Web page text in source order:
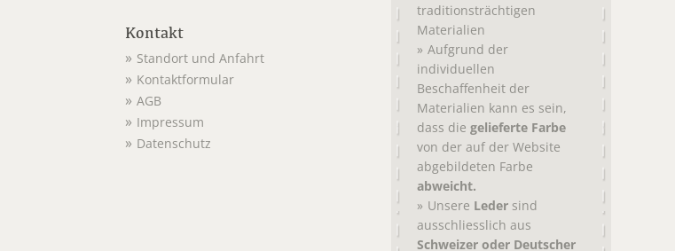
Kontakt
Standort und Anfahrt
Kontaktformular
AGB
Impressum
Datenschutz
traditionsträchtigen
Materialien
Aufgrund der
individuellen
Beschaffenheit der
Materialien kann es sein,
dass die gelieferte Farbe
von der auf der Website
abgebildeten Farbe
abweicht.
Unsere Leder sind
ausschliesslich aus
Schweizer oder Deutscher